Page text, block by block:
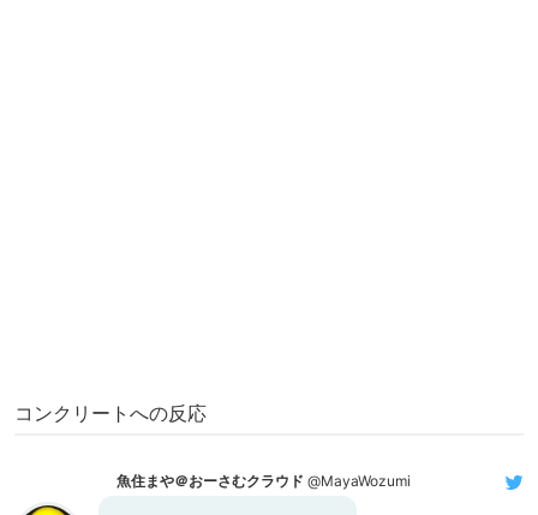
コンクリートへの反応
魚住まや＠おーさむクラウド @MayaWozumi